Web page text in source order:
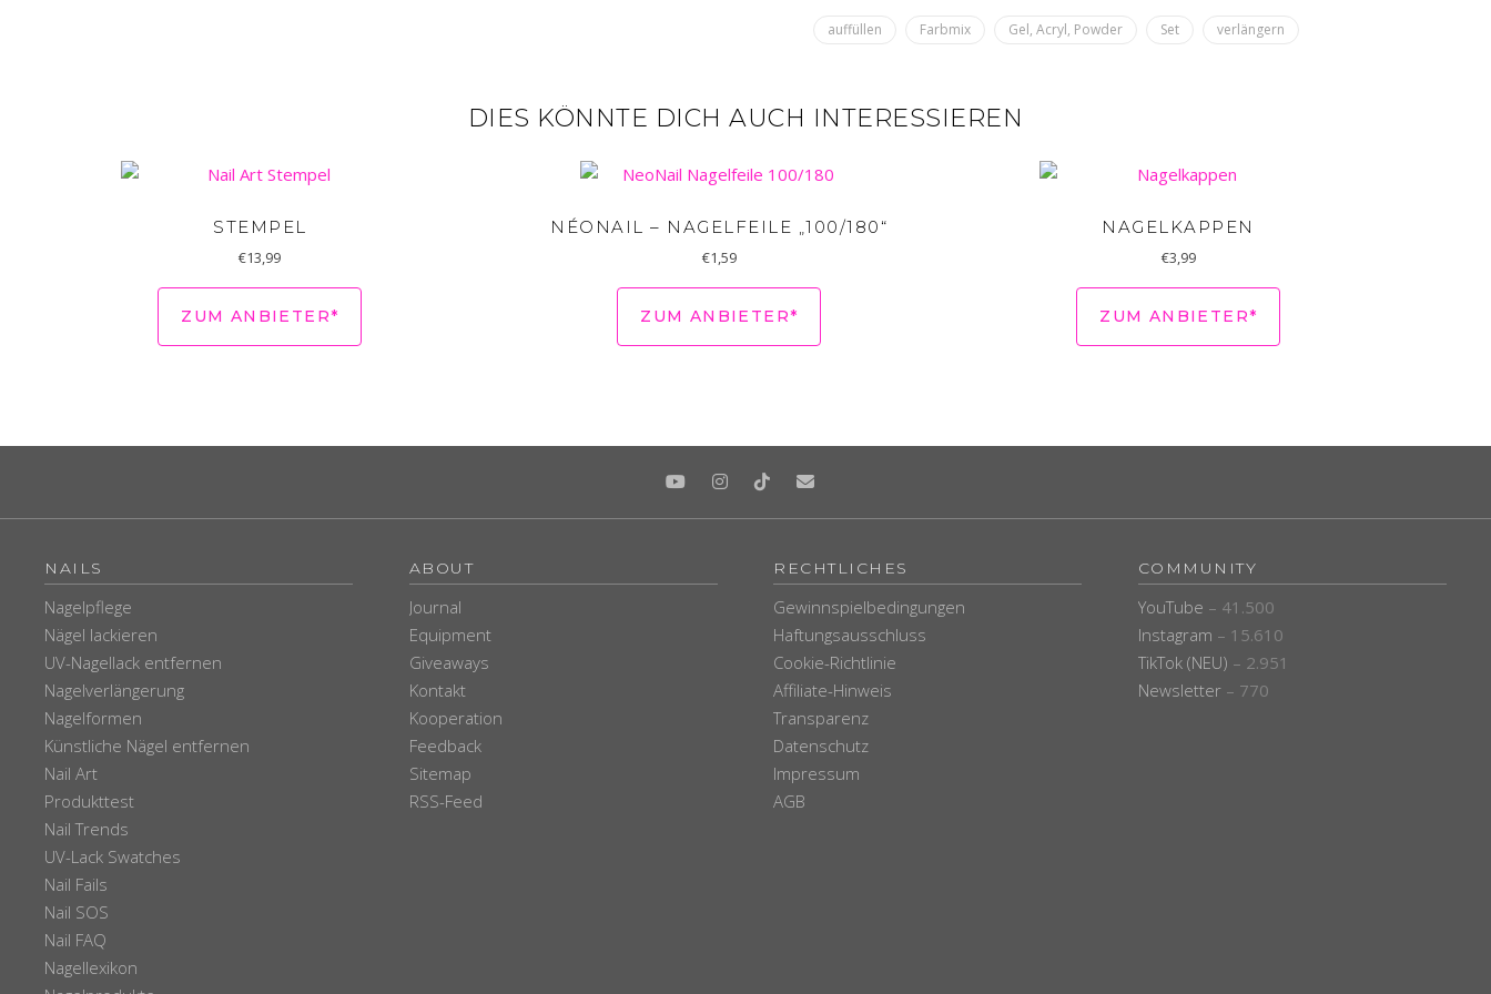
auffüllen Farbmix Gel, Acryl, Powder Set verlängern
DIES KÖNNTE DICH AUCH INTERESSIEREN
STEMPEL
€13,99
ZUM ANBIETER*
NÉONAIL – NAGELFEILE „100/180“
€1,59
ZUM ANBIETER*
NAGELKAPPEN
€3,99
ZUM ANBIETER*
NAILS
Nagelpflege
Nägel lackieren
UV-Nagellack entfernen
Nagelverlängerung
Nagelformen
Künstliche Nägel entfernen
Nail Art
Produkttest
Nail Trends
UV-Lack Swatches
Nail Fails
Nail SOS
Nail FAQ
Nagellexikon
ABOUT
Journal
Equipment
Giveaways
Kontakt
Kooperation
Feedback
Sitemap
RSS-Feed
RECHTLICHES
Gewinnspielbedingungen
Haftungsausschluss
Cookie-Richtlinie
Affiliate-Hinweis
Transparenz
Datenschutz
Impressum
AGB
COMMUNITY
YouTube – 41.500
Instagram – 15.610
TikTok (NEU) – 2.951
Newsletter– 770